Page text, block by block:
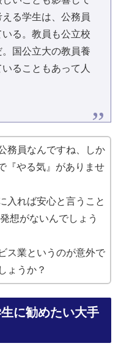
る学生は、公務員
る。教員も公立校
国公立大の教員養
ることもあって人
務員なんですね、しか
『やる気』がありませ
入れば安心と言うこと
想がないんでしょう
ス業というのが意外で
ょうか？
に勧めたい大手